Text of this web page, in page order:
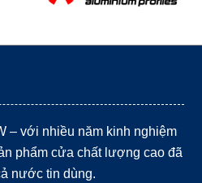
– với nhiều năm kinh nghiệm
phẩm cửa chất lượng cao đã
nước tin dùng.